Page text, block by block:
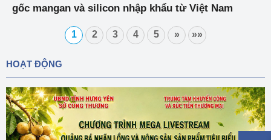
gốc mangan và silicon nhập khẩu từ Việt Nam
1 2 3 4 5 » »»
HOẠT ĐỘNG